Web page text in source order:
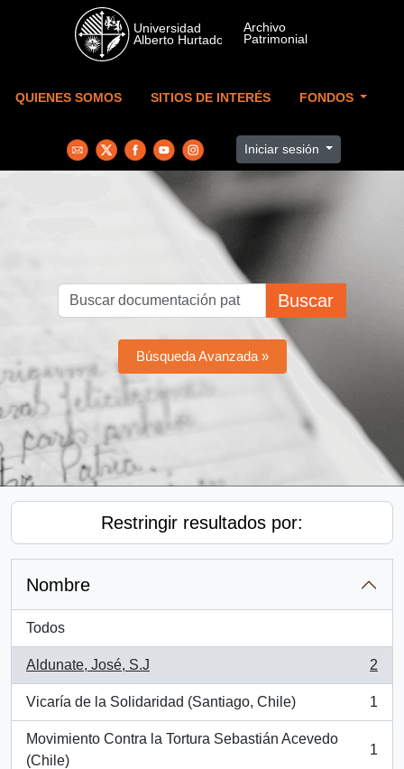
Skip to main content
QUIENES SOMOS SITIOS DE INTERÉS FONDOS
Iniciar sesión
Buscar
Búsqueda Avanzada »
Restringir resultados por:
Nombre
Todos
Aldunate, José, S.J
, 2 resultados
2
Vicaría de la Solidaridad (Santiago, Chile)
, 1 resultados
1
Movimiento Contra la Tortura Sebastián Acevedo
(Chile)
, 1 resultados
1